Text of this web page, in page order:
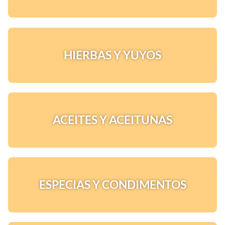
¡Quiero una
emprendimiento!
HIERBAS Y YUYOS
ACEITES Y ACEITUNAS
ESPECIAS Y CONDIMENTOS